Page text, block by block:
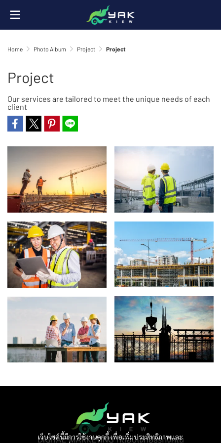
Home Photo Album Project Project
Project
Our services are tailored to meet the unique needs of each
client
เว็บไซต์นี้มีการใช้งานคุกกี้ เพื่อเพิ่มประสิทธิภาพและ
DIGITAL MARKETING ที่ตอบโจทย์ธุรกิจคุณ